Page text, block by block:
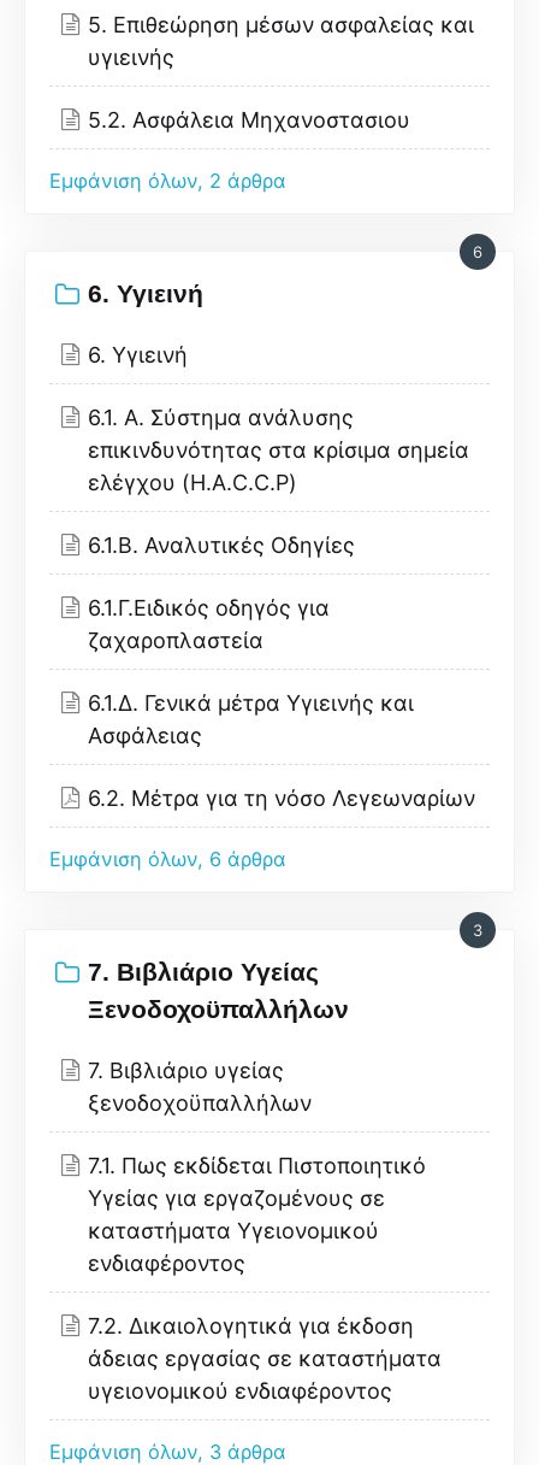
5. Επιθεώρηση μέσων ασφαλείας και
υγιεινής
5.2. Ασφάλεια Μηχανοστασιου
Εμφάνιση όλων, 2 άρθρα
6. Υγιεινή
6
6. Υγιεινή
6.1. Α. Σύστημα ανάλυσης
επικινδυνότητας στα κρίσιμα σημεία
ελέγχου (H.A.C.C.P)
6.1.B. Αναλυτικές Οδηγίες
6.1.Γ.Ειδικός οδηγός για
ζαχαροπλαστεία
6.1.Δ. Γενικά μέτρα Υγιεινής και
Ασφάλειας
6.2. Μέτρα για τη νόσο Λεγεωναρίων
Εμφάνιση όλων, 6 άρθρα
7. Βιβλιάριο Υγείας
Ξενοδοχοϋπαλλήλων
3
7. Βιβλιάριο υγείας
ξενοδοχοϋπαλλήλων
7.1. Πως εκδίδεται Πιστοποιητικό
Υγείας για εργαζομένους σε
καταστήματα Υγειονομικού
ενδιαφέροντος
7.2. Δικαιολογητικά για έκδοση
άδειας εργασίας σε καταστήματα
υγειονομικού ενδιαφέροντος
Εμφάνιση όλων, 3 άρθρα